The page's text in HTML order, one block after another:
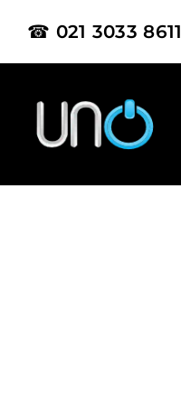
☎ 021 3033 8611